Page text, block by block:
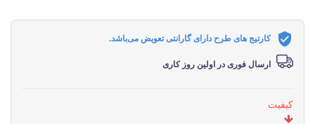
کارتیج های طرح دارای گارانتی تعویض می‌باشد.
ارسال فوری در اولین روز کاری
کیفیت